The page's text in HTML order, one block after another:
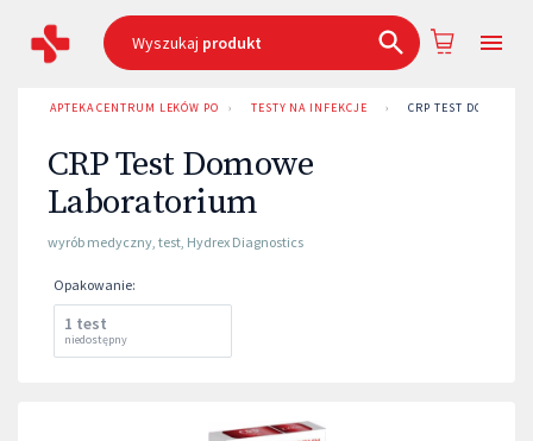
Wyszukaj produkt
APTEKA CENTRUM LEKÓW POZNAŃ
› TESTY NA INFEKCJE › CRP TEST DOMOWE
CRP Test Domowe
Laboratorium
wyrób medyczny, test, Hydrex Diagnostics
Opakowanie:
1 test
niedostępny